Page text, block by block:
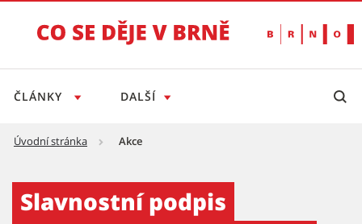
ČLÁNKY DALŠÍ
Úvodní stránka Akce
Slavnostní podpis